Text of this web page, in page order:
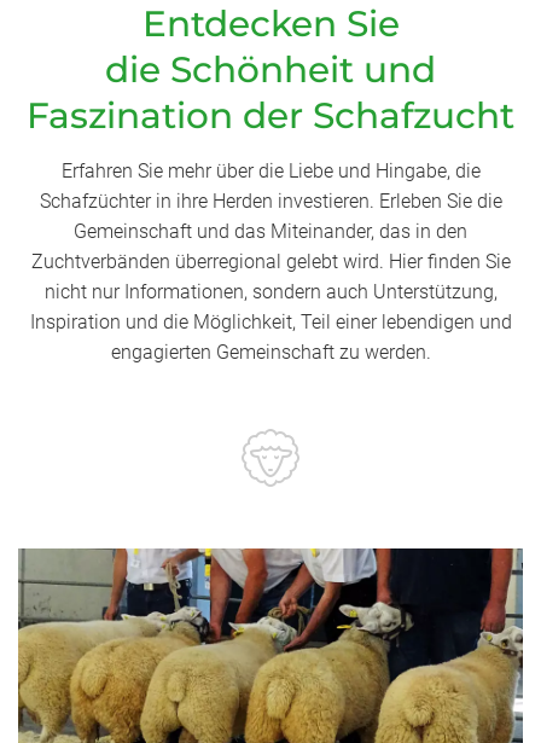
Entdecken Sie
die Schönheit und
Faszination der Schafzucht
Erfahren Sie mehr über die Liebe und Hingabe, die
Schafzüchter in ihre Herden investieren. Erleben Sie die
Gemeinschaft und das Miteinander, das in den
Zuchtverbänden überregional gelebt wird. Hier finden Sie
nicht nur Informationen, sondern auch Unterstützung,
Inspiration und die Möglichkeit, Teil einer lebendigen und
engagierten Gemeinschaft zu werden.